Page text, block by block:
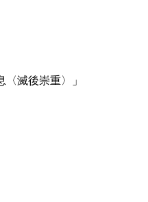
滅後崇重〉」